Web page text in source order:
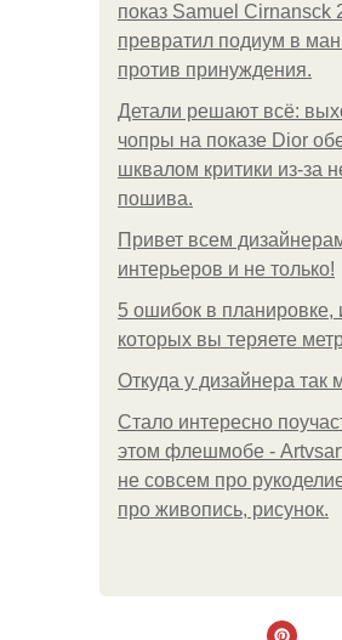
показ Samuel Cirnansck
превратил подиум в
против принуждения.
Детали решают всё:
чопры на показе Dior
шквалом критики из-за
пошива.
Привет всем
интерьеров и не только!
5 ошибок в планировке,
которых вы теряете
Откуда у дизайнера так
Стало интересно
этом флешмобе -
не совсем про
про живопись, рисунок.